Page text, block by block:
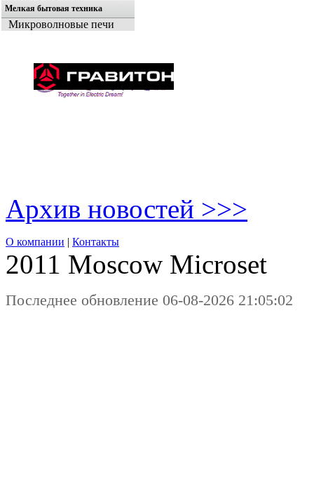
Мелкая бытовая техника
Микроволновые печи
Архив новостей >>>
О компании | Контакты
2011 Moscow Microset
Последнее обновление 06-08-2026 21:05:02